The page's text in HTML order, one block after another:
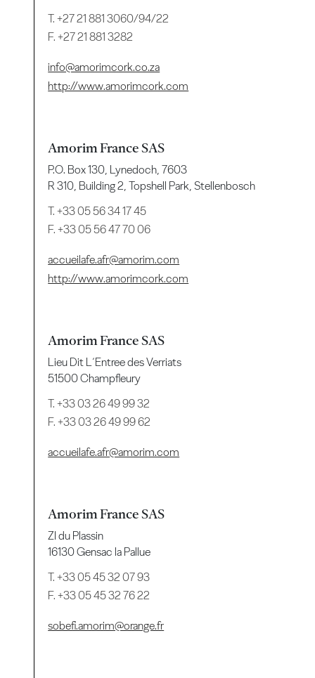
T.+27 21 881 3060/94/22
F. +27 21 881 3282
info@amorimcork.co.za
http://www.amorimcork.com
Amorim France SAS
P.O. Box 130, Lynedoch, 7603
R 310, Building 2, Topshell Park, Stellenbosch
T.+33 05 56 34 17 45
F. +33 05 56 47 70 06
accueilafe.afr@amorim.com
http://www.amorimcork.com
Amorim France SAS
Lieu Dit L´Entree des Verriats
51500 Champfleury
T.+33 03 26 49 99 32
F. +33 03 26 49 99 62
accueilafe.afr@amorim.com
Amorim France SAS
ZI du Plassin
16130 Gensac la Pallue
T.+33 05 45 32 07 93
F. +33 05 45 32 76 22
sobefi.amorim@orange.fr